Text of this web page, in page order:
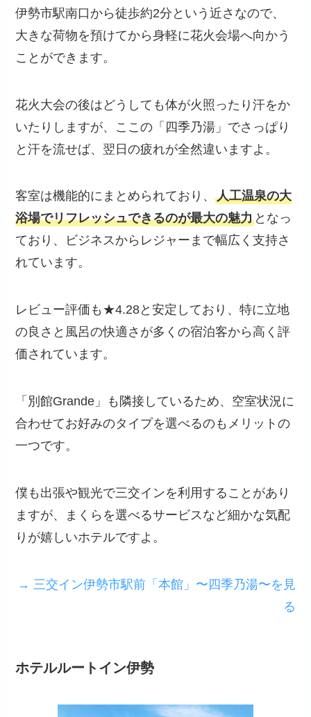
伊勢市駅南口から徒歩約2分という近さなので、
大きな荷物を預けてから身軽に花火会場へ向かう
ことができます。
花火大会の後はどうしても体が火照ったり汗をか
いたりしますが、ここの「四季乃湯」でさっぱり
と汗を流せば、翌日の疲れが全然違いますよ。
客室は機能的にまとめられており、人工温泉の大
浴場でリフレッシュできるのが最大の魅力 となっ
ており、ビジネスからレジャーまで幅広く支持さ
れています。
レビュー評価も★4.28と安定しており、特に立地
の良さと風呂の快適さが多くの宿泊客から高く評
価されています。
「別館Grande」も隣接しているため、空室状況に
合わせてお好みのタイプを選べるのもメリットの
一つです。
僕も出張や観光で三交インを利用することがあり
ますが、まくらを選べるサービスなど細かな気配
りが嬉しいホテルですよ。
→ 三交イン伊勢市駅前「本館」〜四季乃湯〜を見
る
ホテルルートイン伊勢